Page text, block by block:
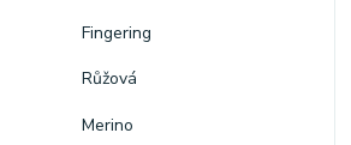
Fingering
Růžová
Merino